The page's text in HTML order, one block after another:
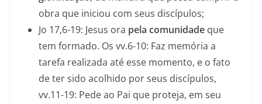
obra que iniciou com seus discípulos;
Jo 17,6-19: Jesus ora pela comunidade que
tem formado. Os vv.6-10: Faz memória a
tarefa realizada até esse momento, e o fato
de ter sido acolhido por seus discípulos,
vv.11-19: Pede ao Pai que proteja, em seu